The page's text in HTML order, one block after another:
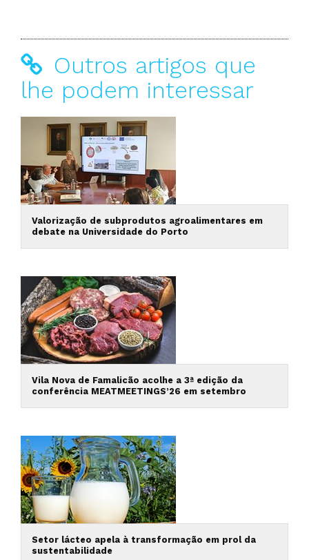
Outros artigos que
lhe podem interessar
Valorização de subprodutos agroalimentares em
debate na Universidade do Porto
Vila Nova de Famalicão acolhe a 3ª edição da
conferência MEATMEETINGS’26 em setembro
Setor lácteo apela à transformação em prol da
sustentabilidade